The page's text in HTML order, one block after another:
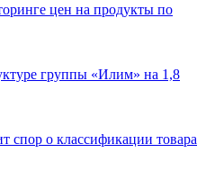
цен на продукты по
группы «Илим» на 1,8
спор о классификации товара